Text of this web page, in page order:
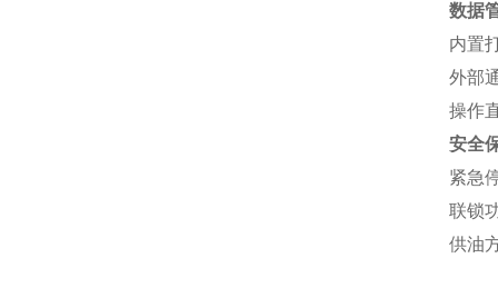
数据
内置
外部
操作
安全
紧急
联锁
供油